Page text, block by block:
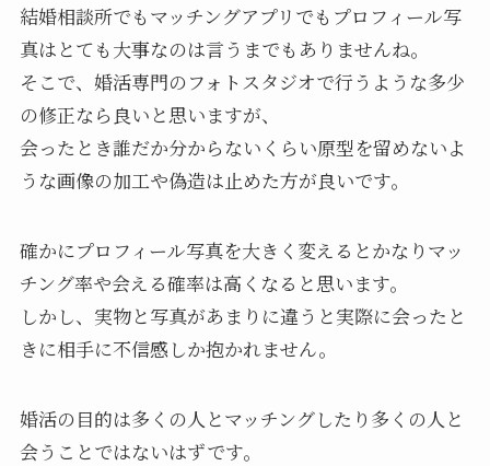
結婚相談所でもマッチングアプリでもプロフィール写
真はとても大事なのは言うまでもありませんね。
そこで、婚活専門のフォトスタジオで行うような多少
の修正なら良いと思いますが、
会ったとき誰だか分からないくらい原型を留めないよ
うな画像の加工や偽造は止めた方が良いです。
確かにプロフィール写真を大きく変えるとかなりマッ
チング率や会える確率は高くなると思います。
しかし、実物と写真があまりに違うと実際に会ったと
きに相手に不信感しか抱かれません。
婚活の目的は多くの人とマッチングしたり多くの人と
会うことではないはずです。